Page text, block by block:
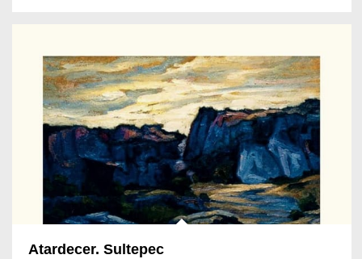
Atardecer. Sultepec